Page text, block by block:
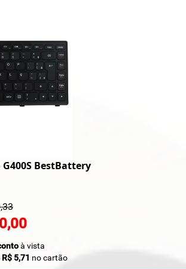
BestBattery
à vista
R$ 5,71 no cartão